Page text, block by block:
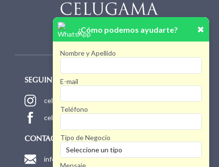
SEGUINOS!
celugamaoficial
celugamaoficial
CONTACTO
info@celugama.com.ar
¿Cómo podemos ayudarte? ✖
Nombre y Apellido
E-mail
Teléfono
Tipo de Negocio
Mensaje